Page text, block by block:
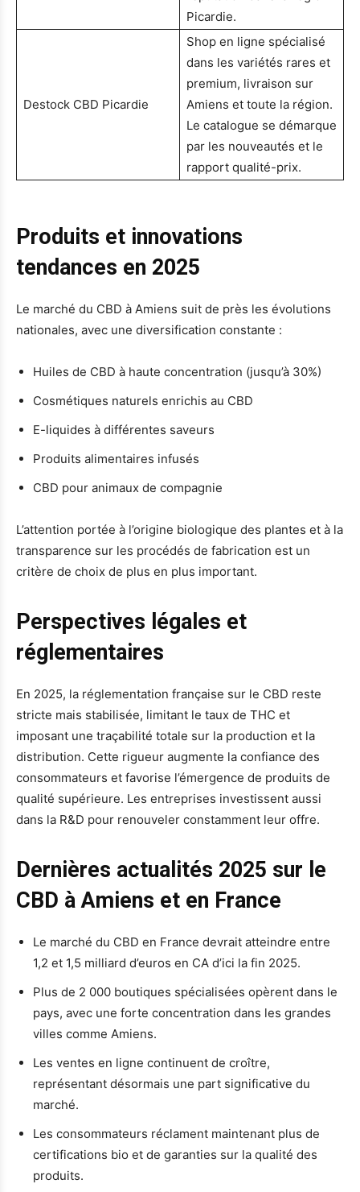
Picardie.
Destock CBD Picardie
Shop en ligne spécialisé
dans les variétés rares et
premium, livraison sur
Amiens et toute la région.
Le catalogue se démarque
par les nouveautés et le
rapport qualité-prix.
Produits et innovations
tendances en 2025
Le marché du CBD à Amiens suit de près les évolutions
nationales, avec une diversification constante :
Huiles de CBD à haute concentration (jusqu’à 30%)
Cosmétiques naturels enrichis au CBD
E-liquides à différentes saveurs
Produits alimentaires infusés
CBD pour animaux de compagnie
L’attention portée à l’origine biologique des plantes et à la
transparence sur les procédés de fabrication est un
critère de choix de plus en plus important.
Perspectives légales et
réglementaires
En 2025, la réglementation française sur le CBD reste
stricte mais stabilisée, limitant le taux de THC et
imposant une traçabilité totale sur la production et la
distribution. Cette rigueur augmente la confiance des
consommateurs et favorise l’émergence de produits de
qualité supérieure. Les entreprises investissent aussi
dans la R&D pour renouveler constamment leur offre.
Dernières actualités 2025 sur le
CBD à Amiens et en France
Le marché du CBD en France devrait atteindre entre
1,2 et 1,5 milliard d’euros en CA d’ici la fin 2025.
Plus de 2 000 boutiques spécialisées opèrent dans le
pays, avec une forte concentration dans les grandes
villes comme Amiens.
Les ventes en ligne continuent de croître,
représentant désormais une part significative du
marché.
Les consommateurs réclament maintenant plus de
certifications bio et de garanties sur la qualité des
produits.